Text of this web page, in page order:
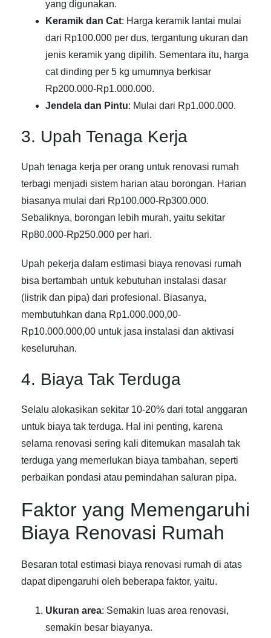
yang digunakan.
Keramik dan Cat: Harga keramik lantai mulai
dari Rp100.000 per dus, tergantung ukuran dan
jenis keramik yang dipilih. Sementara itu, harga
cat dinding per 5 kg umumnya berkisar
Rp200.000-Rp1.000.000.
Jendela dan Pintu: Mulai dari Rp1.000.000.
3. Upah Tenaga Kerja
Upah tenaga kerja per orang untuk renovasi rumah
terbagi menjadi sistem harian atau borongan. Harian
biasanya mulai dari Rp100.000-Rp300.000.
Sebaliknya, borongan lebih murah, yaitu sekitar
Rp80.000-Rp250.000 per hari.
Upah pekerja dalam estimasi biaya renovasi rumah
bisa bertambah untuk kebutuhan instalasi dasar
(listrik dan pipa) dari profesional. Biasanya,
membutuhkan dana Rp1.000.000,00-
Rp10.000.000,00 untuk jasa instalasi dan aktivasi
keseluruhan.
4. Biaya Tak Terduga
Selalu alokasikan sekitar 10-20% dari total anggaran
untuk biaya tak terduga. Hal ini penting, karena
selama renovasi sering kali ditemukan masalah tak
terduga yang memerlukan biaya tambahan, seperti
perbaikan pondasi atau pemindahan saluran pipa.
Faktor yang Memengaruhi
Biaya Renovasi Rumah
Besaran total estimasi biaya renovasi rumah di atas
dapat dipengaruhi oleh beberapa faktor, yaitu.
Ukuran area: Semakin luas area renovasi,
semakin besar biayanya.